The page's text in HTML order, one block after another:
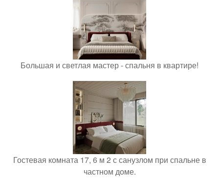
Большая и светлая мастер - спальня в квартире!
Гостевая комната 17, 6 м 2 с санузлом при спальне в
частном доме.